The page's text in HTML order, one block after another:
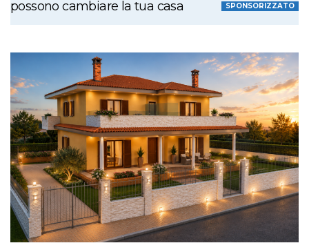
possono cambiare la tua casa
SPONSORIZZATO